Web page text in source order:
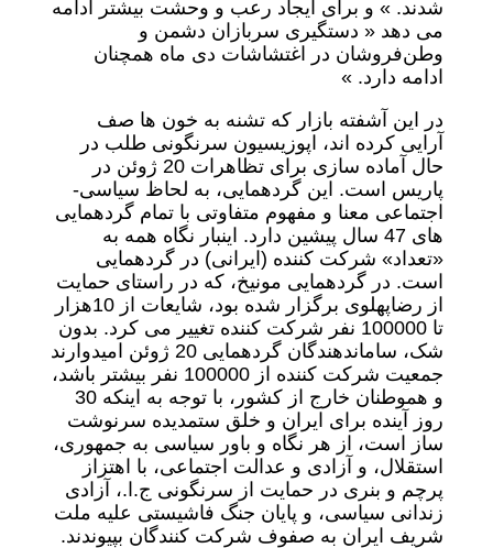
شدند. » و برای ایجاد رعب و وحشت بیشتر ادامه
می دهد « دستگیری سربازان دشمن و
وطن‌فروشان در اغتشاشات دی ماه همچنان
ادامه دارد. »
در این آشفته بازار که تشنه به خون ها صف
آرایی کرده اند، اپوزیسیون سرنگونی طلب در
حال آماده سازی برای تظاهرات 20 ژوئن در
پاریس است. این گردهمایی، به لحاظ سیاسی-
اجتماعی معنا و مفهوم متفاوتی با تمام گردهمایی
های 47 سال پیشین دارد. اینبار نگاه همه به
«تعداد» شرکت کننده (ایرانی) در گردهمایی
است. در گردهمایی مونیخ، که در راستای حمایت
از رضاپهلوی برگزار شده بود، شایعات از 10هزار
تا 100000 نفر شرکت کننده تغییر می کرد. بدون
شک، ساماندهندگان گردهمایی 20 ژوئن امیدوارند
جمعیت شرکت کننده از 100000 نفر بیشتر باشد،
و هموطنان خارج از کشور، با توجه به اینکه 30
روز آینده برای ایران و خلق ستمدیده سرنوشت
ساز است، از هر نگاه و باور سیاسی به جمهوری،
استقلال، و آزادی و عدالت اجتماعی، با اهتزاز
پرچم و بنری در حمایت از سرنگونی ج.ا.، آزادی
زندانی سیاسی، و پایان جنگ فاشیستی علیه ملت
شریف ایران به صفوف شرکت کنندگان بپیوندند.